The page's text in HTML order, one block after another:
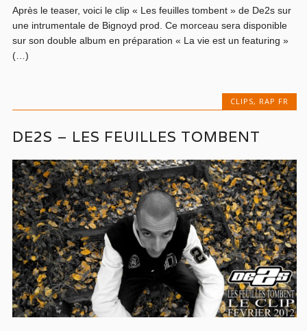
Après le teaser, voici le clip « Les feuilles tombent » de De2s sur
une intrumentale de Bignoyd prod. Ce morceau sera disponible
sur son double album en préparation « La vie est un featuring »
(…)
CLIPS, RAP FR
DE2S – LES FEUILLES TOMBENT